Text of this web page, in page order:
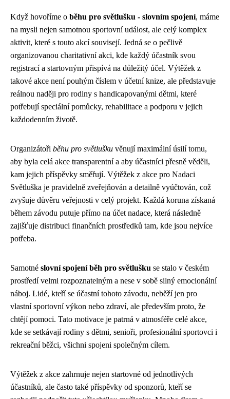
Když hovoříme o běhu pro světlušku - slovním spojení, máme
na mysli nejen samotnou sportovní událost, ale celý komplex
aktivit, které s touto akcí souvisejí. Jedná se o pečlivě
organizovanou charitativní akci, kde každý účastník svou
registrací a startovným přispívá na důležitý účel. Výtěžek z
takové akce není pouhým číslem v účetní knize, ale představuje
reálnou naději pro rodiny s handicapovanými dětmi, které
potřebují speciální pomůcky, rehabilitace a podporu v jejich
každodenním životě.
Organizátoři běhu pro světlušku věnují maximální úsilí tomu,
aby byla celá akce transparentní a aby účastníci přesně věděli,
kam jejich příspěvky směřují. Výtěžek z akce pro Nadaci
Světluška je pravidelně zveřejňován a detailně vyúčtován, což
zvyšuje důvěru veřejnosti v celý projekt. Každá koruna získaná
během závodu putuje přímo na účet nadace, která následně
zajišťuje distribuci finančních prostředků tam, kde jsou nejvíce
potřeba.
Samotné slovní spojení běh pro světlušku se stalo v českém
prostředí velmi rozpoznatelným a nese v sobě silný emocionální
náboj. Lidé, kteří se účastní tohoto závodu, neběží jen pro
vlastní sportovní výkon nebo zdraví, ale především proto, že
chtějí pomoci. Tato motivace je patrná v atmosféře celé akce,
kde se setkávají rodiny s dětmi, senioři, profesionální sportovci i
rekreační běžci, všichni spojeni společným cílem.
Výtěžek z akce zahrnuje nejen startovné od jednotlivých
účastníků, ale často také příspěvky od sponzorů, kteří se